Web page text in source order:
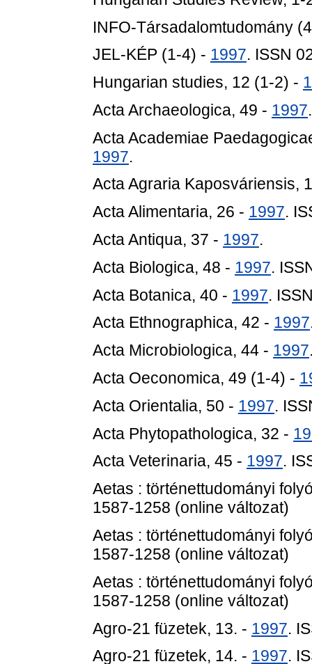
INFO-Társadalomtudomány
JEL-KÉP (1-4) - 1997. ISSN
Hungarian studies, 12 (1-2) -
Acta Archaeologica, 49 - 1997.
Acta Academiae
1997.
Acta Agraria Kaposváriensis,
Acta Alimentaria, 26 - 1997.
Acta Antiqua, 37 - 1997.
Acta Biologica, 48 - 1997.
Acta Botanica, 40 - 1997.
Acta Ethnographica, 42 - 1997
Acta Microbiologica, 44 - 1997
Acta Oeconomica, 49 (1-4) -
Acta Orientalia, 50 - 1997.
Acta Phytopathologica, 32 -
Acta Veterinaria, 45 - 1997.
Aetas : történettudományi
1587-1258 (online változat)
Aetas : történettudományi
1587-1258 (online változat)
Aetas : történettudományi
1587-1258 (online változat)
Agro-21 füzetek, 13. - 1997.
Agro-21 füzetek, 14. - 1997.